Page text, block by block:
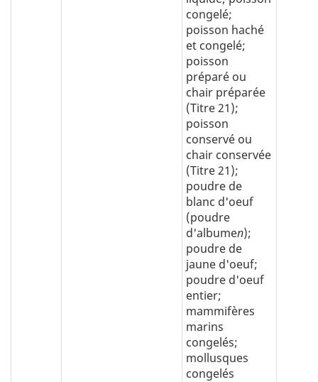
congelé;
poisson haché
et congelé;
poisson
préparé ou
chair préparée
(Titre 21);
poisson
conservé ou
chair conservée
(Titre 21);
poudre de
blanc d'oeuf
(poudre
d'albumen);
poudre de
jaune d'oeuf;
poudre d'oeuf
entier;
mammifères
marins
congelés;
mollusques
congelés